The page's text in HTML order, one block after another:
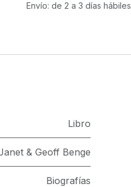
Envío: de 2 a 3 días hábiles
Libro
& Geoff Benge
Biografías